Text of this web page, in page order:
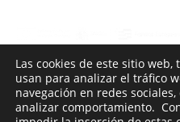
Glifing, S.L. ha participado en el Programa
contado con el apoyo del ICEX, así como
habiendo contribuido según la medida de
empresa, su región y de España en su
Las cookies de este sitio web,
usan para analizar el tráfico
navegación en redes
analizar comportamiento.